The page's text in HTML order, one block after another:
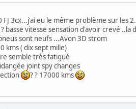
FJ 3cx...j'ai eu le même problème sur les
basse vitesse sensation d'avoir crevé
sont neufs ...Avon 3D strom
kms ( dix sept mille)
semble très fatigué
joint spy changes
? ? 17000 kms